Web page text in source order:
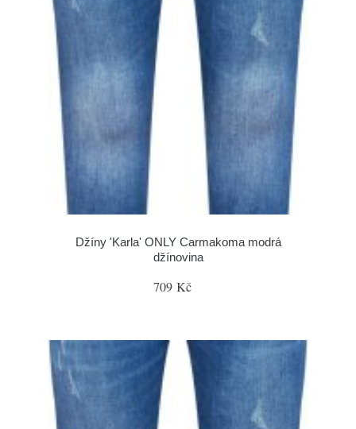
Džíny 'Karla' ONLY Carmakoma modrá
džínovina
709 Kč